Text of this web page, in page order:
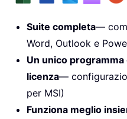
Suite completa—
Word, Outlook e
Un unico
licenza—
per MSI)
Funziona meglio